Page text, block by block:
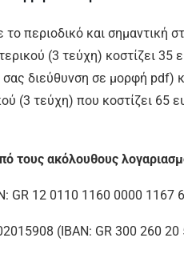
περιοδικό και σημαντική
(3 τεύχη) κοστίζει 35
διεύθυνση σε μορφή pdf)
(3 τεύχη) που κοστίζει 65
τους ακόλουθους
GR 12 0110 1160 0000 1167
(IBAN: GR 300 260